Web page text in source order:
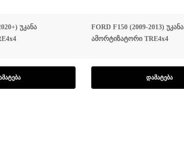
უკანა
FORD F150 (2009-2013) უკანა
ამორტიზატორი TRE4x4
ᲓᲐᲛᲐᲢᲔᲑᲐ